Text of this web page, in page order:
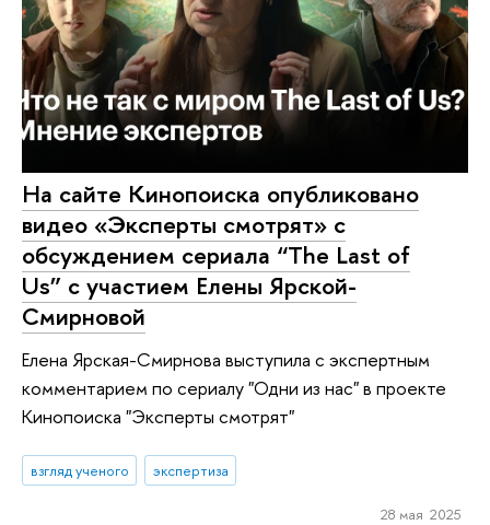
На сайте Кинопоиска опубликовано
видео «Эксперты смотрят» с
обсуждением сериала “The Last of
Us” с участием Елены Ярской-
Смирновой
Елена Ярская-Смирнова выступила с экспертным
комментарием по сериалу "Одни из нас" в проекте
Кинопоиска "Эксперты смотрят"
взгляд ученого экспертиза
28 мая 2025